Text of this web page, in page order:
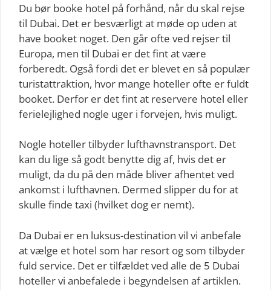
Du bør booke hotel på forhånd, når du skal rejse
til Dubai. Det er besværligt at møde op uden at
have booket noget. Den går ofte ved rejser til
Europa, men til Dubai er det fint at være
forberedt. Også fordi det er blevet en så populær
turistattraktion, hvor mange hoteller ofte er fuldt
booket. Derfor er det fint at reservere hotel eller
ferielejlighed nogle uger i forvejen, hvis muligt.
Nogle hoteller tilbyder lufthavnstransport. Det
kan du lige så godt benytte dig af, hvis det er
muligt, da du på den måde bliver afhentet ved
ankomst i lufthavnen. Dermed slipper du for at
skulle finde taxi (hvilket dog er nemt).
Da Dubai er en luksus-destination vil vi anbefale
at vælge et hotel som har resort og som tilbyder
fuld service. Det er tilfældet ved alle de 5 Dubai
hoteller vi anbefalede i begyndelsen af artiklen.